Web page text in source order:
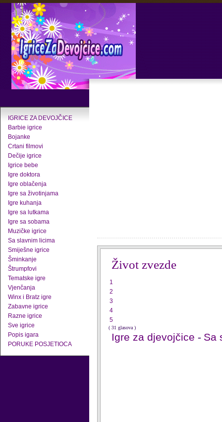
IGRICE ZA DEVOJČICE
Barbie igrice
Bojanke
Crtani filmovi
Dečije igrice
Igrice bebe
Igre doktora
Igre oblačenja
Igre sa životinjama
Igre kuhanja
Igre sa lutkama
Igre sa sobama
Muzičke igrice
Sa slavnim licima
Smiješne igrice
Šminkanje
Štrumpfovi
Tematske igre
Vjenčanja
Winx i Bratz igre
Zabavne igrice
Razne igrice
Sve igrice
Popis igara
PORUKE POSJETIOCA
Život zvezde
1
2
3
4
5
( 31 glasova )
Igre za djevojčice - Sa